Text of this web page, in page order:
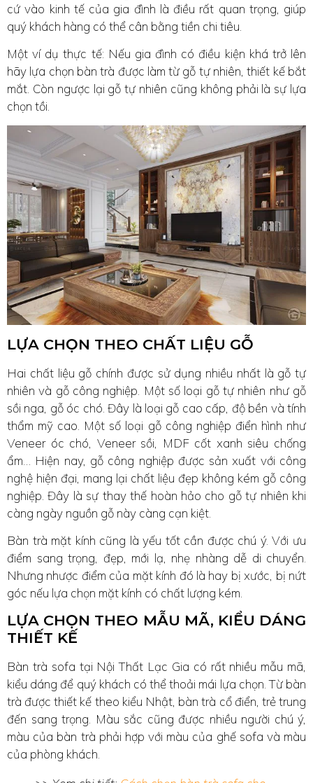
cứ vào kinh tế của gia đình là điều rất quan trọng, giúp
quý khách hàng có thể cân bằng tiền chi tiêu.
Một ví dụ thực tế: Nếu gia đình có điều kiện khá trở lên
hãy lựa chọn bàn trà được làm từ gỗ tự nhiên, thiết kế bắt
mắt. Còn ngược lại gỗ tự nhiên cũng không phải là sự lựa
chọn tồi.
LỰA CHỌN THEO CHẤT LIỆU GỖ
Hai chất liệu gỗ chính được sử dụng nhiều nhất là gỗ tự
nhiên và gỗ công nghiệp. Một số loại gỗ tự nhiên như gỗ
sồi nga, gỗ óc chó. Đây là loại gỗ cao cấp, độ bền và tính
thẩm mỹ cao. Một số loại gỗ công nghiệp điển hình như
Veneer óc chó, Veneer sồi, MDF cốt xanh siêu chống
ẩm… Hiện nay, gỗ công nghiệp được sản xuất với công
nghệ hiện đại, mang lại chất liệu đẹp không kém gỗ công
nghiệp. Đây là sự thay thế hoàn hảo cho gỗ tự nhiên khi
càng ngày nguồn gỗ này càng cạn kiệt.
Bàn trà mặt kính cũng là yếu tốt cần được chú ý. Với ưu
điểm sang trọng, đẹp, mới lạ, nhẹ nhàng dễ di chuyển.
Nhưng nhược điểm của mặt kính đó là hay bị xước, bị nứt
góc nếu lựa chọn mặt kính có chất lượng kém.
LỰA CHỌN THEO MẪU MÃ, KIỂU DÁNG
THIẾT KẾ
Bàn trà sofa tại Nội Thất Lạc Gia có rất nhiều mẫu mã,
kiểu dáng để quý khách có thể thoải mái lựa chọn. Từ bàn
trà được thiết kế theo kiểu Nhật, bàn trà cổ điển, trẻ trung
đến sang trọng. Màu sắc cũng được nhiều người chú ý,
màu của bàn trà phải hợp với màu của ghế sofa và màu
của phòng khách.